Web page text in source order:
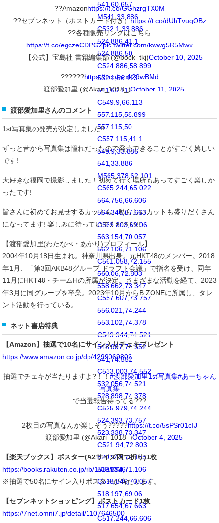
541,60.657
M541,33.886
C532.1,33.886
524.886,41.1
524.886,50
C524.886,58.899
532.1,66.113
541,66.113
C549.9,66.113
557.115,58.899
557.115,50
C557.115,41.1
549.9,33.886
541,33.886
M565.378,62.101
C565.244,65.022
564.756,66.606
564.346,67.663
C563.803,69.06
563.154,70.057
562.106,71.106
C561.058,72.155
560.06,72.803
558.662,73.347
C557.607,73.757
556.021,74.244
553.102,74.378
C549.944,74.521
548.997,74.552
541,74.552
C533.003,74.552
532.056,74.521
528.898,74.378
C525.979,74.244
524.393,73.757
523.338,73.347
C521.94,72.803
520.942,72.155
519.894,71.106
C518.846,70.057
518.197,69.06
517.654,67.663
C517.244,66.606
??Amazonhttps://t.co/GGhzrgTX0M
??セブンネット（ポストカード付き）https://t.co/dUhTvuqOBz
??各種販売リンクはこちら
https://t.co/egczeCDPG2pic.twitter.com/kwwg5R5Mwx
— 【公式】宝島社 書籍編集部 (@book_tkj)October 10, 2025
??????https://t.co/zzxk29wBMd
— 渡部愛加里 (@Akari_1018_)October 11, 2025
渡部愛加里さんのコメント
1st写真集の発売が決定しました!!
ずっと昔から写真集は憧れだったので発売できることがすごく嬉しい
です!
大好きな福岡で撮影しました！初めて行く場所もあってすごく楽しか
ったです!
皆さんに初めてお見せするカットも、私らしいカットも盛りだくさん
になってます! 楽しみに待っていてください!!
【渡部愛加里(わたなべ・あかり)プロフィール】
2004年10月18日生まれ。神奈川県出身。元HKT48のメンバー。2018
年1月、「第3回AKB48グループ ドラフト会議」で指名を受け、同年
11月にHKT48・チームHの所属が決定。さまざまな活動を経て、2023
年3月に同グループを卒業。2023年10月からB ZONEに所属し、タレ
ント活動を行っている。
ネット書店特典
【Amazon】抽選で10名にサイン入りチェキプレゼント
https://www.amazon.co.jp/dp/4299069803
抽選でチェキが当たりますよ?！！#渡部愛加里1st写真集#あーちゃん
写真集
で当選報告待ってる???
2枚目の写真なんか楽しそう?????https://t.co/5sPSr01cIJ
— 渡部愛加里 (@Akari_1018_)October 4, 2025
【楽天ブックス】ポスター(A2サイズ四つ折り)1枚
https://books.rakuten.co.jp/rb/18389336/
※抽選で50名にサイン入りポスターが当たります。
【セブンネットショッピング】ポストカード1枚
https://7net.omni7.jp/detail/1107646500